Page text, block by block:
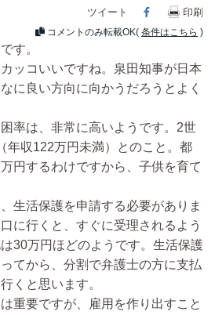
ツイート Facebook
印刷
コメントのみ転載OK( 条件はこちら )
す。
ッコいいですね。泉田知事が日本
に良い方向に向かうだろうとよく
率は、非常に高いようです。2世
年収122万円未満）とのこと。都
円するわけですから、子供を育て
生活保護を申請する必要がありま
に行くと、すぐに受理されるよう
30万円ほどのようです。生活保護
てから、分割で弁護士の方に支払
くと思います。
重要ですが、雇用を作り出すこと